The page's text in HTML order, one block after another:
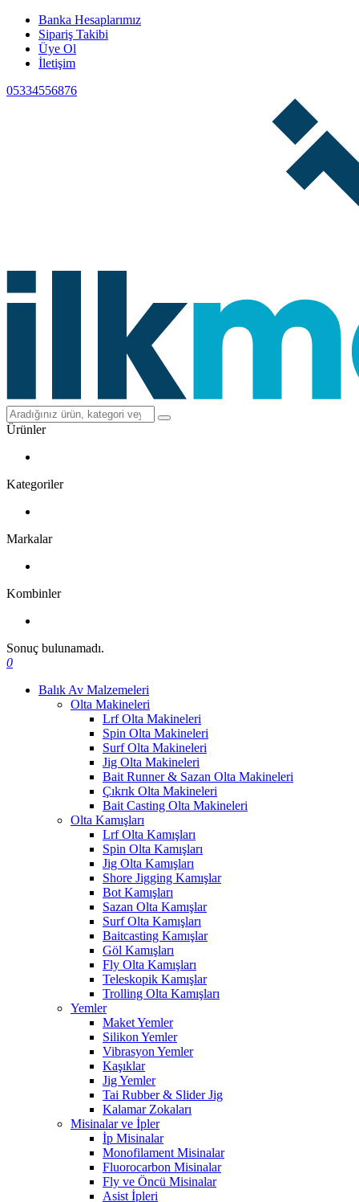
Banka Hesaplarımız
Sipariş Takibi
Üye Ol
İletişim
05334556876
Ürünler
Kategoriler
Markalar
Kombinler
Sonuç bulunamadı.
0
Balık Av Malzemeleri
Olta Makineleri
Lrf Olta Makineleri
Spin Olta Makineleri
Surf Olta Makineleri
Jig Olta Makineleri
Bait Runner & Sazan Olta Makineleri
Çıkrık Olta Makineleri
Bait Casting Olta Makineleri
Olta Kamışları
Lrf Olta Kamışları
Spin Olta Kamışları
Jig Olta Kamışları
Shore Jigging Kamışlar
Bot Kamışları
Sazan Olta Kamışlar
Surf Olta Kamışları
Baitcasting Kamışlar
Göl Kamışları
Fly Olta Kamışları
Teleskopik Kamışlar
Trolling Olta Kamışları
Yemler
Maket Yemler
Silikon Yemler
Vibrasyon Yemler
Kaşıklar
Jig Yemler
Tai Rubber & Slider Jig
Kalamar Zokaları
Misinalar ve İpler
İp Misinalar
Monofilament Misinalar
Fluorocarbon Misinalar
Fly ve Öncü Misinalar
Asist İpleri